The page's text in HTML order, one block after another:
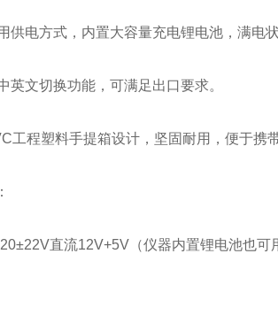
电方式，内置大容量充电锂电池，满电
文切换功能，可满足出口要求。
程塑料手提箱设计，坚固耐用，便于携
直流12V+5V（仪器内置锂电池也可